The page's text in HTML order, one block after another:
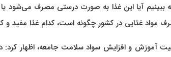
آیا این غذا به صورت درستی مصرف می‌شود
مواد غذایی در کشور چگونه است، کدام غذا مفید
آموزش و افزایش سواد سلامت جامعه، اظهار